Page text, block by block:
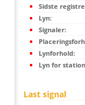
Sidste
Lyn:
Signaler:
Lynforhold:
Lyn for
Last signal